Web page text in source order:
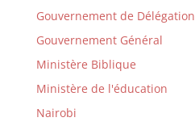
Gouvernement de Délégation
Gouvernement Général
Ministère Biblique
Ministère de l'éducation
Nairobi